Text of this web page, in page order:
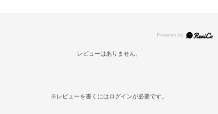
レビューはありません。
※レビューを書くには ログインが必要です。